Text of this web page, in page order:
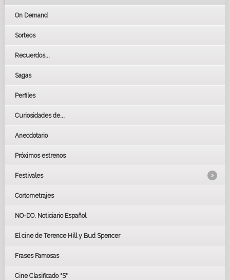
On Demand
Sorteos
Recuerdos...
Sagas
Perfiles
Curiosidades de...
Anecdotario
Próximos estrenos
Festivales
LOS OSCARS
GOYAS
BAFTA
Cortometrajes
NO-DO. Noticiario Español
El cine de Terence Hill y Bud Spencer
Frases Famosas
Cine Clasificado "S"